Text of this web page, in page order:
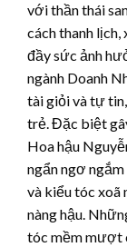
với thần thái
cách thanh
đầy sức ảnh
ngành Doanh
tài giỏi và tự
trẻ. Đặc biệt
Hoa hậu
ngẩn ngơ
và kiểu tóc xoã
nàng hậu.
tóc mềm mượt